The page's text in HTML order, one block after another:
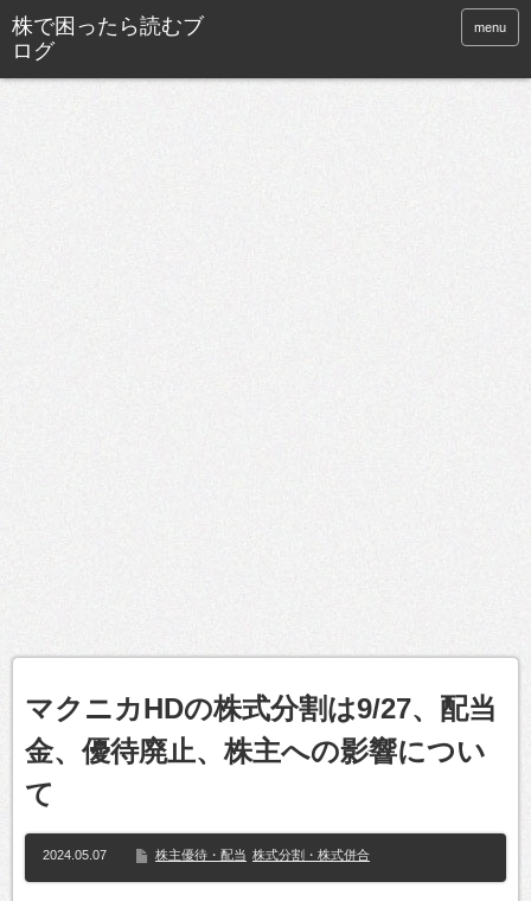
株で困ったら読むブ
ログ
menu
マクニカHDの株式分割は9/27、配当
金、優待廃止、株主への影響につい
て
2024.05.07 株主優待・配当 株式分割・株式併合